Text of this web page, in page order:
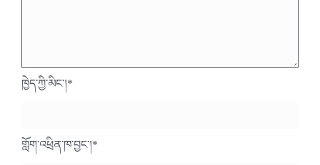
ཁྱེད་ཀྱི་མིང་།*
གློག་འཕྲིན་ཁ་བྱང་།*